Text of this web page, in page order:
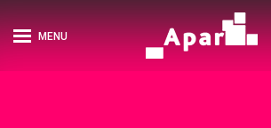
MENU